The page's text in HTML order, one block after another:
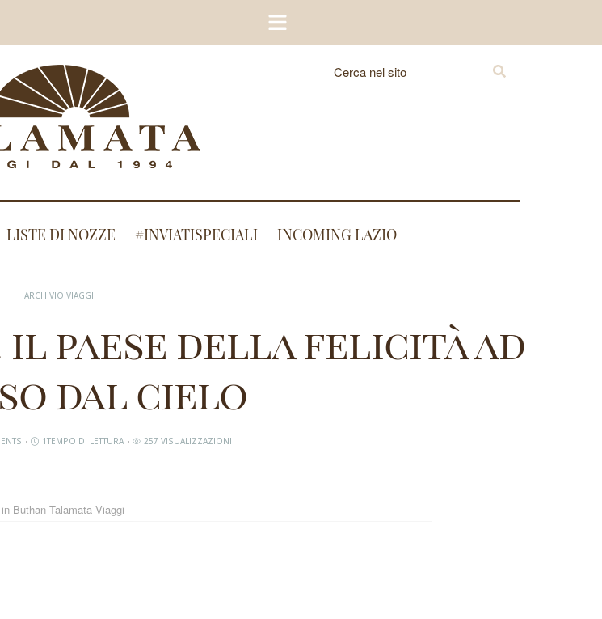
LISTE DI NOZZE #INVIATISPECIALI INCOMING LAZIO
ARCHIVIO VIAGGI
il paese della felicità ad
dal cielo
1TEMPO DI LETTURA 257 VISUALIZZAZIONI
Buthan Talamata Viaggi